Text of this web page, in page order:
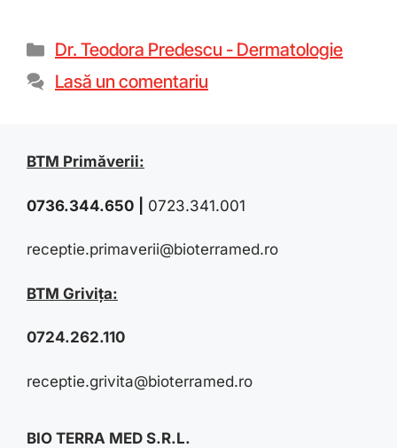
Dr. Teodora Predescu - Dermatologie
Lasă un comentariu
BTM Primăverii:
0736.344.650 0723.341.001
receptie.primaverii@bioterramed.ro
BTM Grivița:
0724.262.110
receptie.grivita@bioterramed.ro
BIO TERRA MED S.R.L.